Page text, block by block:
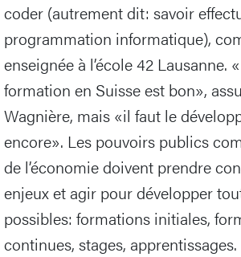
coder (autrement dit: savoir
programmation informatique),
enseignée à l’école 42 Lausanne.
formation en Suisse est bon»,
Wagnière, mais «il faut le
encore». Les pouvoirs publics
de l’économie doivent prendre
enjeux et agir pour développer
possibles: formations initiales,
continues, stages, apprentissages.